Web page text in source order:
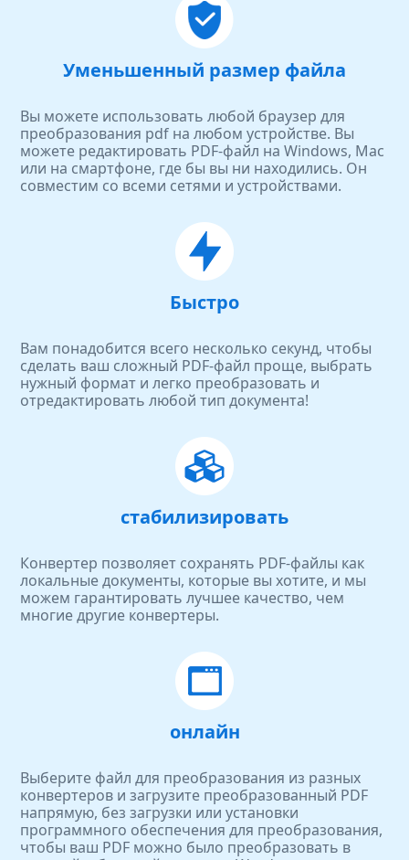
Уменьшенный размер файла
Вы можете использовать любой браузер для
преобразования pdf на любом устройстве. Вы
можете редактировать PDF-файл на Windows, Mac
или на смартфоне, где бы вы ни находились. Он
совместим со всеми сетями и устройствами.
Быстро
Вам понадобится всего несколько секунд, чтобы
сделать ваш сложный PDF-файл проще, выбрать
нужный формат и легко преобразовать и
отредактировать любой тип документа!
стабилизировать
Конвертер позволяет сохранять PDF-файлы как
локальные документы, которые вы хотите, и мы
можем гарантировать лучшее качество, чем
многие другие конвертеры.
онлайн
Выберите файл для преобразования из разных
конвертеров и загрузите преобразованный PDF
напрямую, без загрузки или установки
программного обеспечения для преобразования,
чтобы ваш PDF можно было преобразовать в